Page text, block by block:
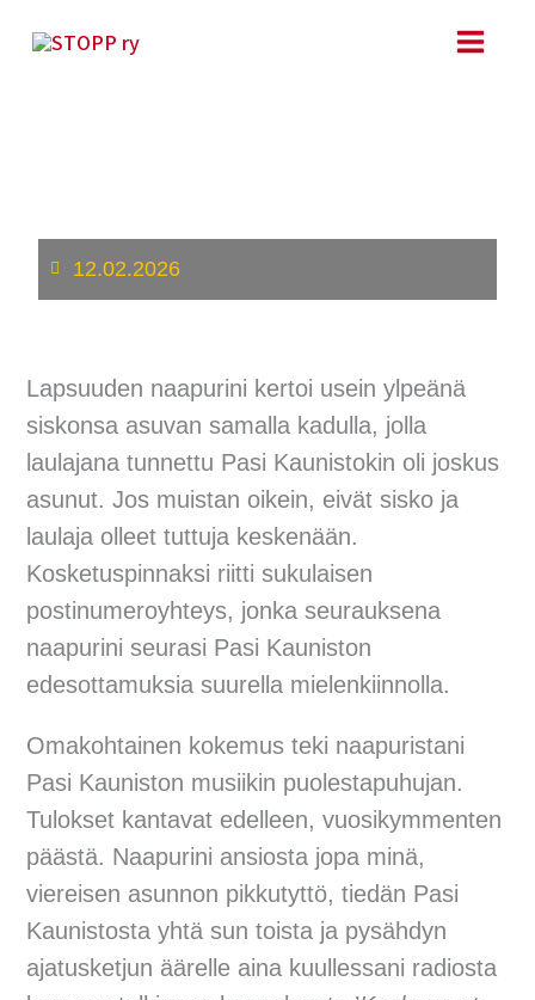
sisältöön
12.02.2026
Lapsuuden naapurini kertoi usein ylpeänä
siskonsa asuvan samalla kadulla, jolla
laulajana tunnettu Pasi Kaunistokin oli joskus
asunut. Jos muistan oikein, eivät sisko ja
laulaja olleet tuttuja keskenään.
Kosketuspinnaksi riitti sukulaisen
postinumeroyhteys, jonka seurauksena
naapurini seurasi Pasi Kauniston
edesottamuksia suurella mielenkiinnolla.
Omakohtainen kokemus teki naapuristani
Pasi Kauniston musiikin puolestapuhujan.
Tulokset kantavat edelleen, vuosikymmenten
päästä. Naapurini ansiosta jopa minä,
viereisen asunnon pikkutyttö, tiedän Pasi
Kaunistosta yhtä sun toista ja pysähdyn
ajatusketjun äärelle aina kuullessani radiosta